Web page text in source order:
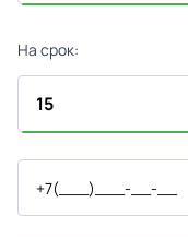
На срок: